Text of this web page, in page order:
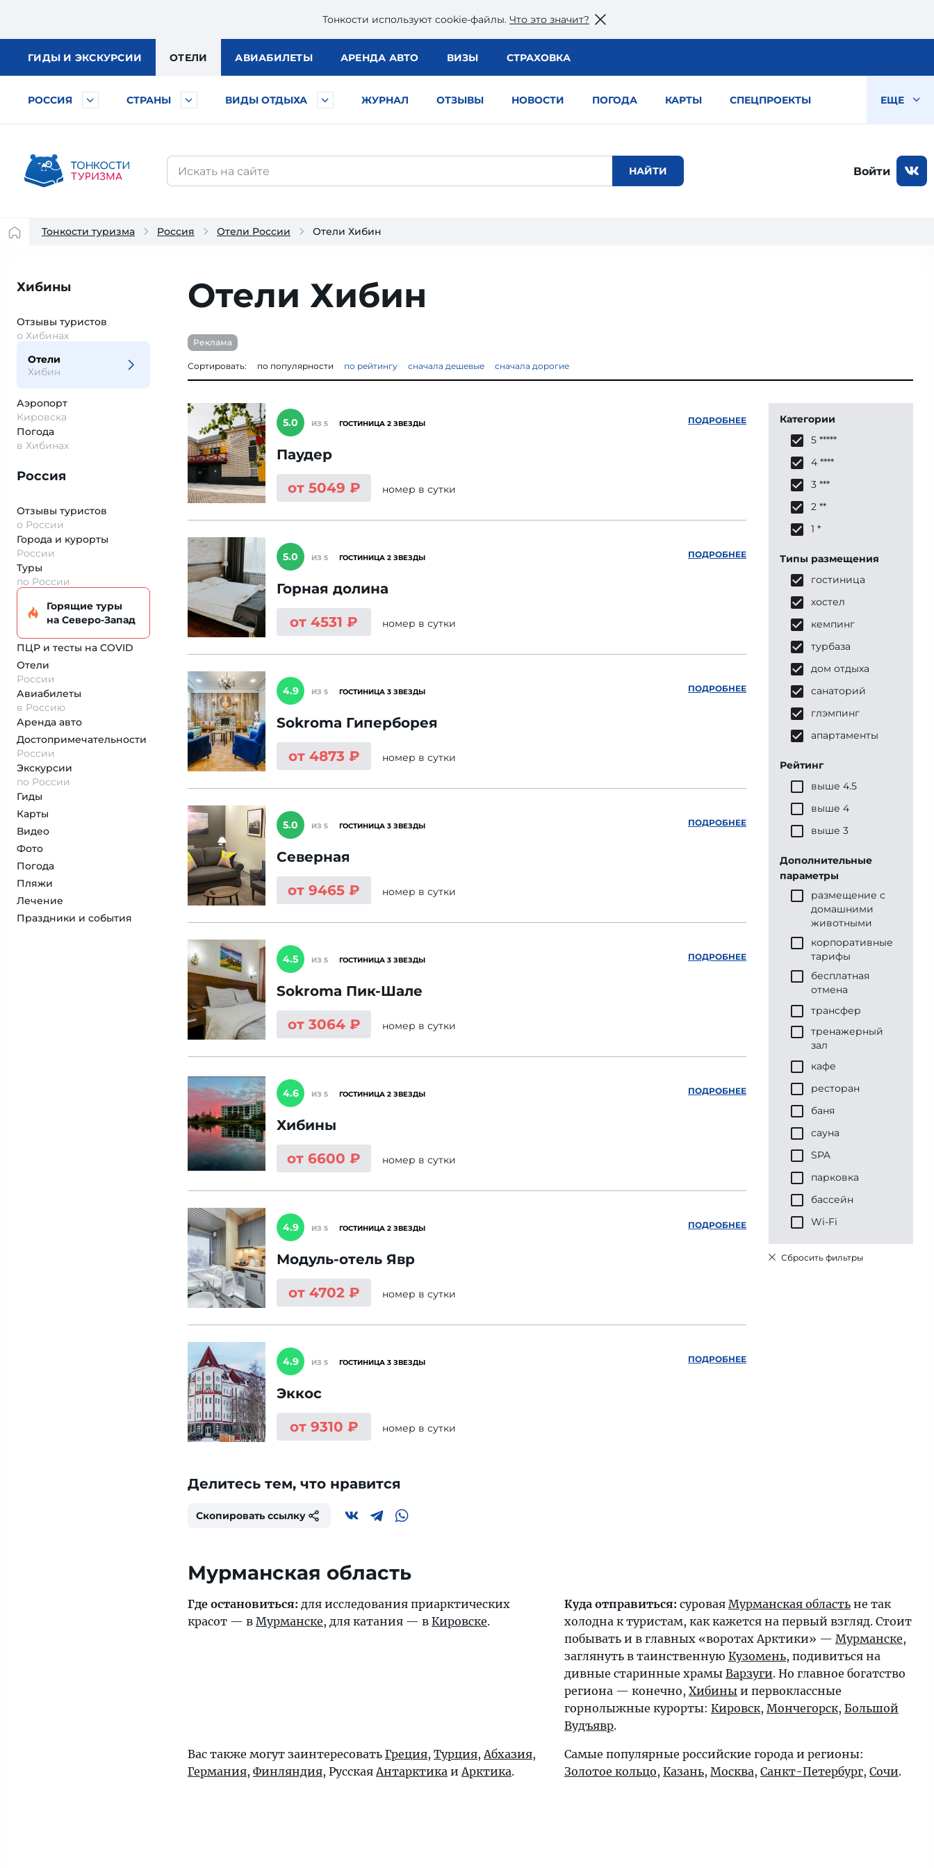
Тонкости используют сookie-файлы. Что это значит?
ГИДЫ И ЭКСКУРСИИ ОТЕЛИ АВИАБИЛЕТЫ АРЕНДА АВТО ВИЗЫ СТРАХОВКА
РОССИЯ СТРАНЫ ВИДЫ ОТДЫХА ЖУРНАЛ ОТЗЫВЫ НОВОСТИ ПОГОДА КАРТЫ СПЕЦПРОЕКТЫ ЕЩЕ
Войти
Тонкости туризма Россия Отели России Отели Хибин
Хибины
Отзывы туристов
о Хибинах
Отели
Хибин
Аэропорт
Кировска
Погода
в Хибинах
Россия
Отзывы туристов
о России
Города и курорты
России
Туры
по России
Горящие туры
на Северо-Запад
ПЦР и тесты на COVID
Отели
России
Авиабилеты
в Россию
Аренда авто
Достопримеча­тельности
России
Экскурсии
по России
Гиды
Карты
Видео
Фото
Погода
Пляжи
Лечение
Праздники и события
Отели Хибин
Реклама
Сортировать: по популярности по рейтингу сначала дешевые сначала дорогие
5.0 ИЗ 5 ГОСТИНИЦА 2 ЗВЕЗДЫ
Паудер
от 5049 ₽
номер в сутки
ПОДРОБНЕЕ
5.0 ИЗ 5 ГОСТИНИЦА 2 ЗВЕЗДЫ
Горная долина
от 4531 ₽
номер в сутки
ПОДРОБНЕЕ
4.9 ИЗ 5 ГОСТИНИЦА 3 ЗВЕЗДЫ
Sokroma Гиперборея
от 4873 ₽
номер в сутки
ПОДРОБНЕЕ
5.0 ИЗ 5 ГОСТИНИЦА 3 ЗВЕЗДЫ
Северная
от 9465 ₽
номер в сутки
ПОДРОБНЕЕ
4.5 ИЗ 5 ГОСТИНИЦА 3 ЗВЕЗДЫ
Sokroma Пик-Шале
от 3064 ₽
номер в сутки
ПОДРОБНЕЕ
4.6 ИЗ 5 ГОСТИНИЦА 2 ЗВЕЗДЫ
Хибины
от 6600 ₽
номер в сутки
ПОДРОБНЕЕ
4.9 ИЗ 5 ГОСТИНИЦА 2 ЗВЕЗДЫ
Модуль-отель Явр
от 4702 ₽
номер в сутки
ПОДРОБНЕЕ
4.9 ИЗ 5 ГОСТИНИЦА 3 ЗВЕЗДЫ
Эккос
от 9310 ₽
номер в сутки
ПОДРОБНЕЕ
Категории
5 *****
4 ****
3 ***
2 **
1 *
Типы размещения
гостиница
хостел
кемпинг
турбаза
дом отдыха
санаторий
глэмпинг
апартаменты
Рейтинг
выше 4.5
выше 4
выше 3
Дополнительные
параметры
размещение с
домашними
животными
корпоративные
тарифы
бесплатная
отмена
трансфер
тренажерный
зал
кафе
ресторан
баня
сауна
SPA
парковка
бассейн
Wi-Fi
Сбросить фильтры
Делитесь тем, что нравится
Скопировать ссылку
Мурманская область
Где остановиться: для исследования приарктических
красот — в Мурманске, для катания — в Кировске.
Куда отправиться: суровая Мурманская область не так
холодна к туристам, как кажется на первый взгляд. Стоит
побывать и в главных «воротах Арктики» — Мурманске,
заглянуть в таинственную Кузомень, подивиться на
дивные старинные храмы Варзуги. Но главное богатство
региона — конечно, Хибины и первоклассные
горнолыжные курорты: Кировск, Мончегорск, Большой
Вудъявр.
Вас также могут заинтересовать Греция, Турция,Абхазия,
Германия, Финляндия, РусскаяАнтарктика иАрктика.
Самые популярные российские города и регионы:
Золотое кольцо, Казань, Москва, Санкт-Петербург, Сочи.